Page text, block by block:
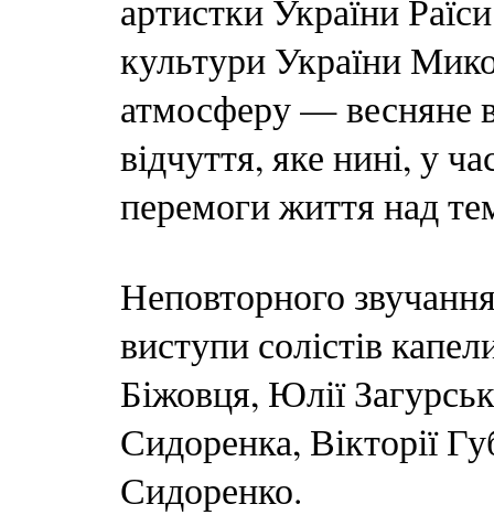
артистки України
культури України
атмосферу — весняне
відчуття, яке нині, у
перемоги життя над
Неповторного
виступи солістів
Біжовця, Юлії
Сидоренка, Вікторії
Сидоренко.